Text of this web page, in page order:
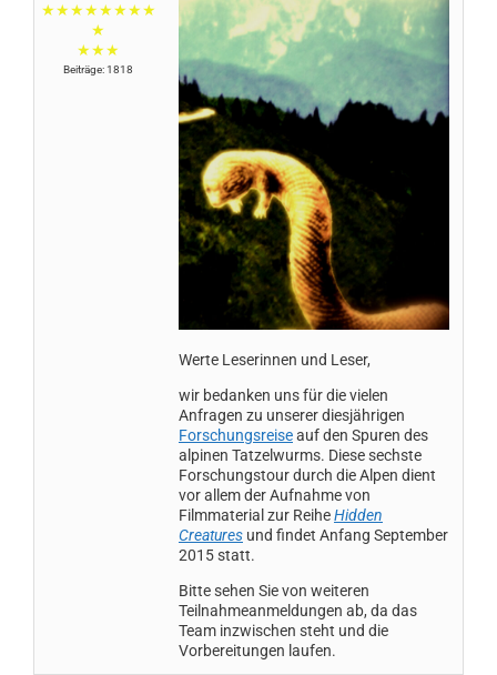
★★★★★★★★
★
★★★
Beiträge: 1818
Werte Leserinnen und Leser,
wir bedanken uns für die vielen
Anfragen zu unserer diesjährigen
Forschungsreiseauf den Spuren des
alpinen Tatzelwurms. Diese sechste
Forschungstour durch die Alpen dient
vor allem der Aufnahme von
Filmmaterial zur ReiheHidden
Creatures und findet Anfang September
2015 statt.
Bitte sehen Sie von weiteren
Teilnahmeanmeldungen ab, da das
Team inzwischen steht und die
Vorbereitungen laufen.